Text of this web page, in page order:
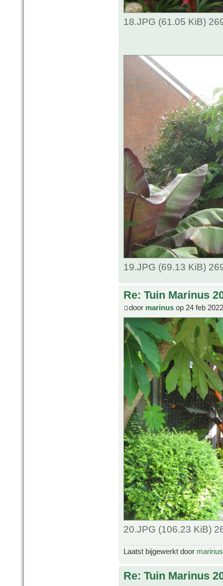
18.JPG (61.05 KiB)
19.JPG (69.13 KiB)
Re: Tuin Marinus
door marinus op 24 feb
20.JPG (106.23 KiB)
Laatst bijgewerkt door marinus
Re: Tuin Marinus